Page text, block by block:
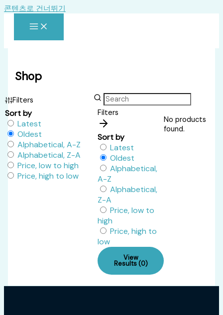
콘텐츠로 건너뛰기
Shop
Filters
Sort by
Latest
Oldest
Alphabetical, A-Z
Alphabetical, Z-A
Price, low to high
Price, high to low
Filters
Sort by
Latest
Oldest
Alphabetical,
A-Z
Alphabetical,
Z-A
Price, low to
high
Price, high to
low
View
Results (0)
No products
found.